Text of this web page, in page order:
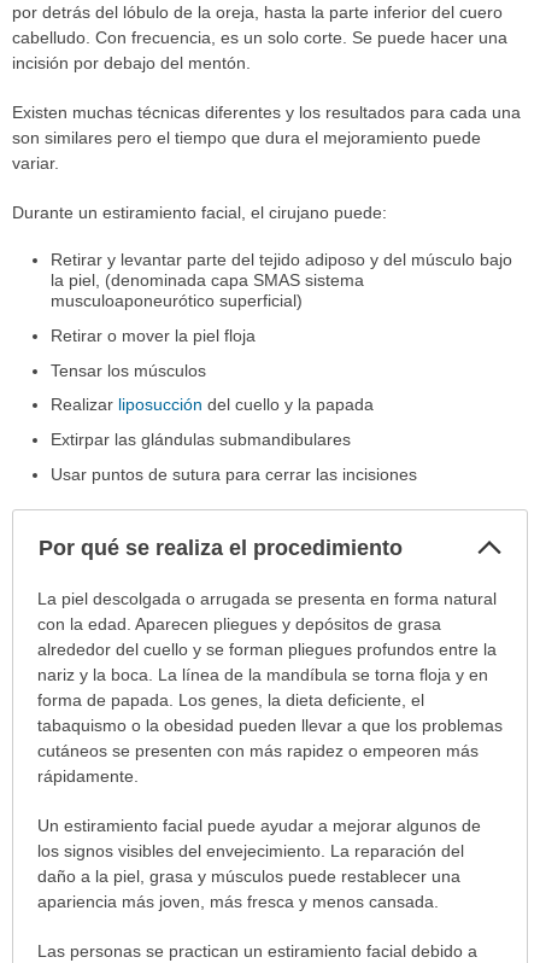
por detrás del lóbulo de la oreja, hasta la parte inferior del cuero
cabelludo. Con frecuencia, es un solo corte. Se puede hacer una
incisión por debajo del mentón.
Existen muchas técnicas diferentes y los resultados para cada una
son similares pero el tiempo que dura el mejoramiento puede
variar.
Durante un estiramiento facial, el cirujano puede:
Retirar y levantar parte del tejido adiposo y del músculo bajo
la piel, (denominada capa SMAS sistema
musculoaponeurótico superficial)
Retirar o mover la piel floja
Tensar los músculos
Realizar liposucción del cuello y la papada
Extirpar las glándulas submandibulares
Usar puntos de sutura para cerrar las incisiones
Por qué se realiza el procedimiento
Por
qué
realiza
procedimiento
sido
La piel descolgada o arrugada se presenta en forma natural
con la edad. Aparecen pliegues y depósitos de grasa
alrededor del cuello y se forman pliegues profundos entre la
nariz y la boca. La línea de la mandíbula se torna floja y en
forma de papada. Los genes, la dieta deficiente, el
tabaquismo o la obesidad pueden llevar a que los problemas
cutáneos se presenten con más rapidez o empeoren más
rápidamente.
Un estiramiento facial puede ayudar a mejorar algunos de
los signos visibles del envejecimiento. La reparación del
daño a la piel, grasa y músculos puede restablecer una
apariencia más joven, más fresca y menos cansada.
Las personas se practican un estiramiento facial debido a